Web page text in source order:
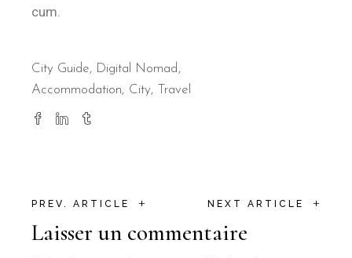
cum.
City Guide, Digital Nomad
Accommodation City Travel
PREV. ARTICLE + NEXT ARTICLE +
Laisser un commentaire